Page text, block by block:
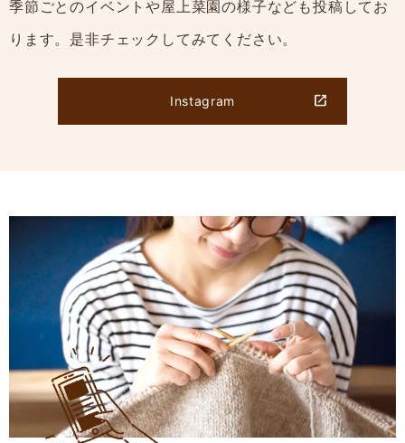
季節ごとのイベントや屋上菜園の様子なども投稿してお
ります。是非チェックしてみてください。
Instagram